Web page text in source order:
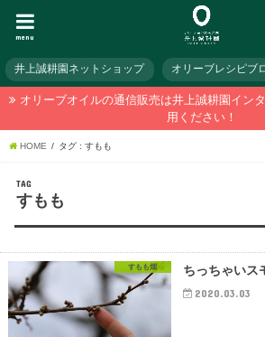
menu
井上誠耕園ネットショップ オリーブレシピブ
オリーブオイルの通信販売は井上誠耕園イン
用ください！
HOME タグ : すもも
TAG
すもも
すもも畑 ちっちゃいス
2020.03.03